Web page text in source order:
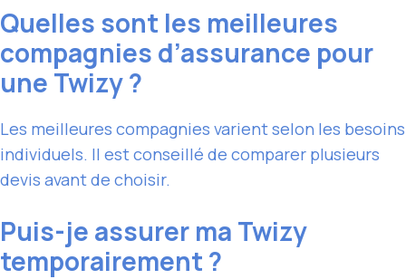
Quelles sont les meilleures
compagnies d’assurance pour
une Twizy ?
Les meilleures compagnies varient selon les besoins
individuels. Il est conseillé de comparer plusieurs
devis avant de choisir.
Puis-je assurer ma Twizy
temporairement ?